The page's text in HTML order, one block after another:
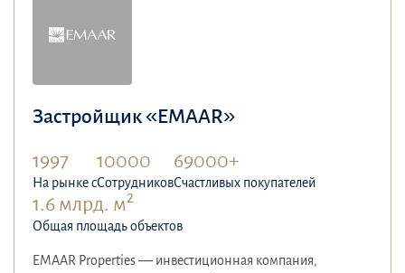
Застройщик «EMAAR»
1997
На рынке с
10000
Сотрудников
69000+
Счастливых покупателей
1.6 млрд. м2
Общая площадь объектов
EMAAR Properties — инвестиционная компания,